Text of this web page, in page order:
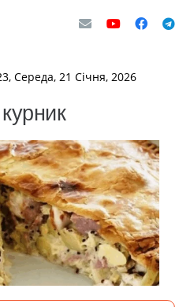
Середа, 21 Січня, 2026